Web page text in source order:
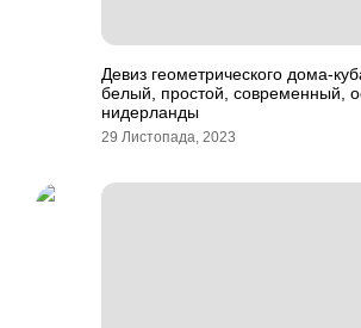
Девиз геометрического дома-
белый, простой, современный,
нидерланды
29 Листопада, 2023